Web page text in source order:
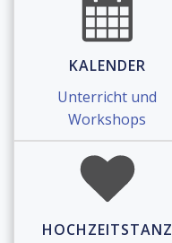
KALENDER
Unterricht und
Workshops
HOCHZEITSTANZ